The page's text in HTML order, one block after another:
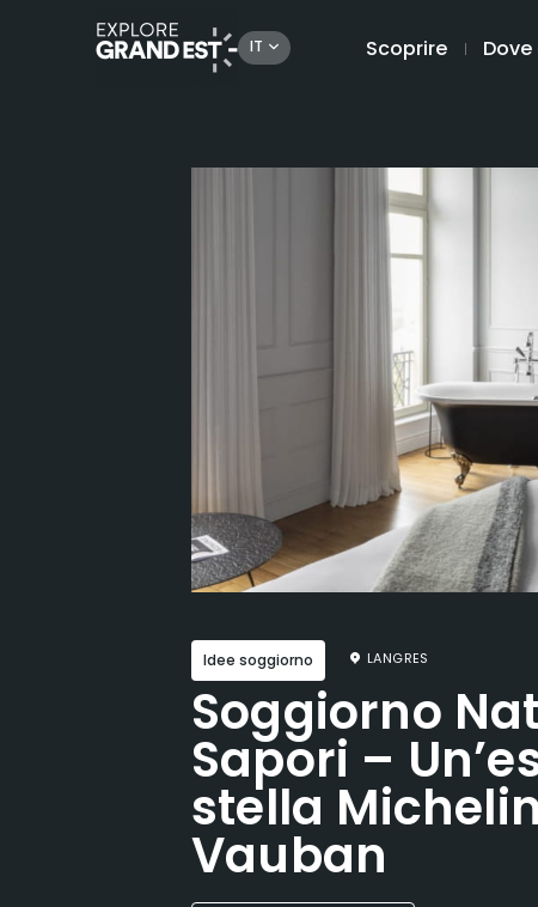
IT Scoprire
Idee soggiorno LANGRES
Soggiorno
Sapori –
stella
Vauban